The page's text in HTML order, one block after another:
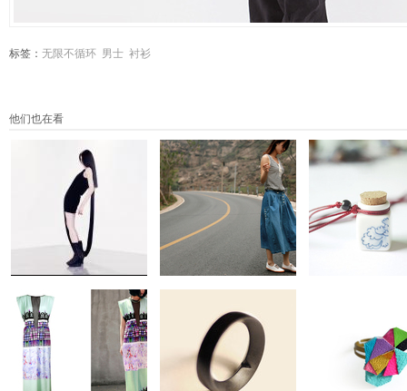
标签： 无限不循环 男士 衬衫
他们也在看